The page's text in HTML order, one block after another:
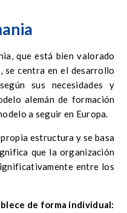
que está bien valorado
se centra en el desarrollo
sus necesidades y
alemán de formación
a seguir en Europa.
estructura y se basa
que la organización
entre los
de forma individual: